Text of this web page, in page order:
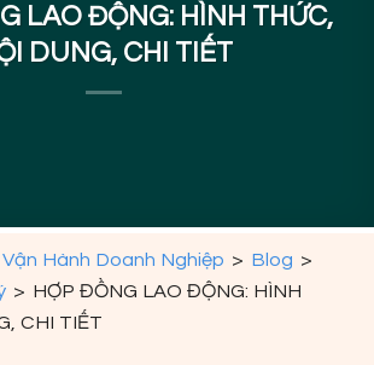
LAO ĐỘNG: HÌNH THỨC,
DUNG, CHI TIẾT
Hành Doanh Nghiệp > Blog >
> HỢP ĐỒNG LAO ĐỘNG: HÌNH
CHI TIẾT